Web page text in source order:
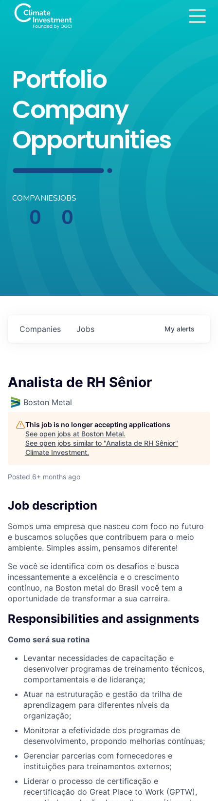
Portfolio
Company
Opportunities
COMPANIES
0
JOBS
0
Jobs
Companies My alerts
Analista de RH Sênior
Boston Metal
This job is no longer accepting applications
See open jobs at Boston Metal.
See open jobs similar to "Analista de RH Sênior"
Climate Investment.
Posted 6+ months ago
Job description
Somos uma empresa que nasceu com foco no futuro
e buscamos soluções que contribuem para o meio
ambiente. Simples assim, pensamos diferente!
Se você se identifica com os desafios e busca
incessantemente a excelência e o crescimento
contínuo, na Boston metal do Brasil você tem a
oportunidade de transformar a sua carreira.
Responsibilities and assignments
Como será sua rotina
Levantar necessidades de capacitação e
desenvolver programas de treinamento técnicos,
comportamentais e de liderança;
Atuar na estruturação e gestão da trilha de
aprendizagem para diferentes níveis da
organização;
Monitorar a efetividade dos programas de
desenvolvimento, propondo melhorias contínuas;
Gerenciar parcerias com fornecedores e
instituições para treinamentos externos;
Liderar o processo de certificação e
recertificação do Great Place to Work (GPTW),